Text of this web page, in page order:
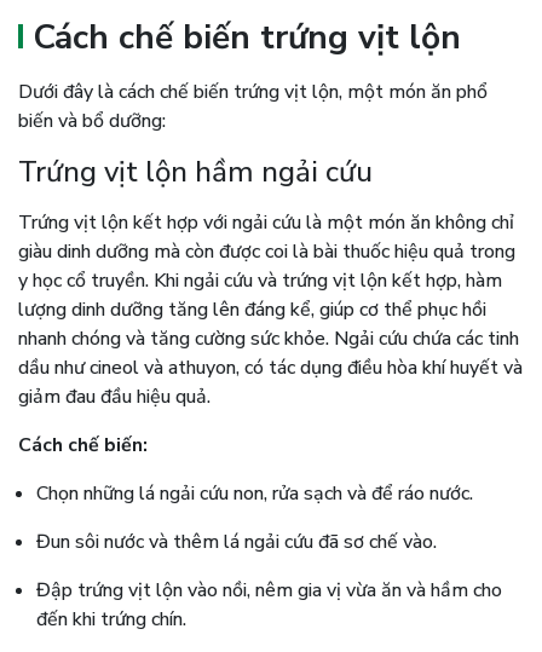
Cách chế biến trứng vịt lộn
Dưới đây là cách chế biến trứng vịt lộn, một món ăn phổ
biến và bổ dưỡng:
Trứng vịt lộn hầm ngải cứu
Trứng vịt lộn kết hợp với ngải cứu là một món ăn không chỉ
giàu dinh dưỡng mà còn được coi là bài thuốc hiệu quả trong
y học cổ truyền. Khi ngải cứu và trứng vịt lộn kết hợp, hàm
lượng dinh dưỡng tăng lên đáng kể, giúp cơ thể phục hồi
nhanh chóng và tăng cường sức khỏe. Ngải cứu chứa các tinh
dầu như cineol và athuyon, có tác dụng điều hòa khí huyết và
giảm đau đầu hiệu quả.
Cách chế biến:
Chọn những lá ngải cứu non, rửa sạch và để ráo nước.
Đun sôi nước và thêm lá ngải cứu đã sơ chế vào.
Đập trứng vịt lộn vào nồi, nêm gia vị vừa ăn và hầm cho
đến khi trứng chín.